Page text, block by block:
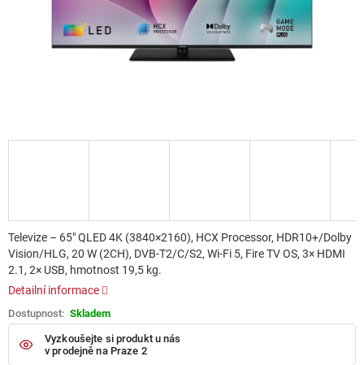
Vyzkoušejte si produkt u nás
v prodejně na Praze 2
Skladem
Televize – 65" QLED 4K (3840×2160), HCX Processor, HDR10+/Dolby
Vision/HLG, 20 W (2CH), DVB-T2/C/S2, Wi-Fi 5, Fire TV OS, 3× HDMI
2.1, 2× USB, hmotnost 19,5 kg.
Detailní informace